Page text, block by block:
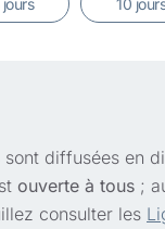
sont diffusées en
ouverte à tous ;
consulter les